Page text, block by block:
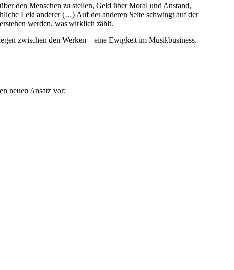
den Menschen zu stellen, Geld über Moral und Anstand,
Leid anderer (…) Auf der anderen Seite schwingt auf der
werden, was wirklich zählt.
zwischen den Werken – eine Ewigkeit im Musikbusiness.
neuen Ansatz vor: